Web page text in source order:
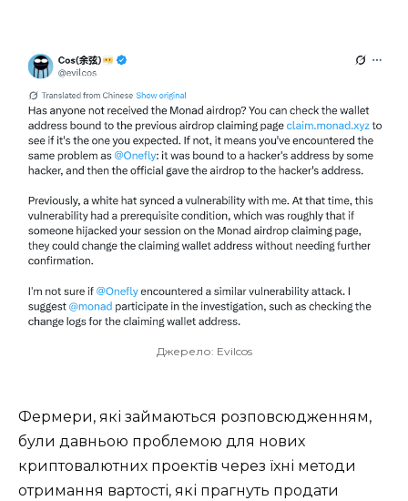
Джерело: Evilcos
Фермери, які займаються розповсюдженням,
були давньою проблемою для нових
криптовалютних проектів через їхні методи
отримання вартості, які прагнуть продати